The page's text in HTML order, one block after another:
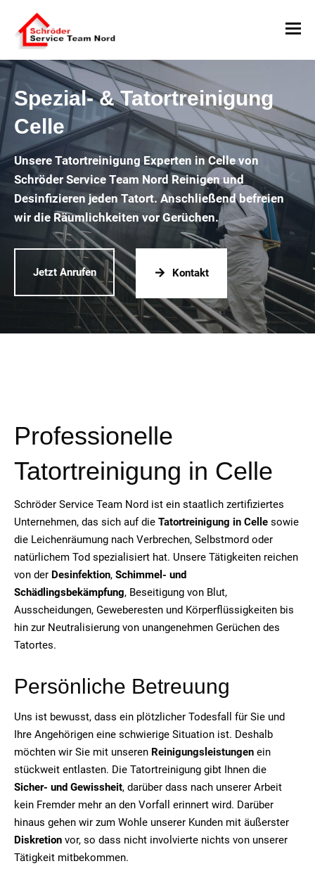
Spezial- & Tatortreinigung
Celle
Unsere Tatortreinigung Experten in Celle von
Schröder Service Team Nord Reinigen und
Desinfizieren jeden Tatort. Anschließend befreien
wir die Räumlichkeiten vor Gerüchen.
Jetzt Anrufen Kontakt
Professionelle
Tatortreinigung in Celle
Schröder Service Team Nord ist ein staatlich zertifiziertes
Unternehmen, das sich auf die Tatortreinigung in Celle sowie
die Leichenräumung nach Verbrechen, Selbstmord oder
natürlichem Tod spezialisiert hat. Unsere Tätigkeiten reichen
von der Desinfektion, Schimmel- und
Schädlingsbekämpfung, Beseitigung von Blut,
Ausscheidungen, Geweberesten und Körperflüssigkeiten bis
hin zur Neutralisierung von unangenehmen Gerüchen des
Tatortes.
Persönliche Betreuung
Uns ist bewusst, dass ein plötzlicher Todesfall für Sie und
Ihre Angehörigen eine schwierige Situation ist. Deshalb
möchten wir Sie mit unseren Reinigungsleistungen ein
stückweit entlasten. Die Tatortreinigung gibt Ihnen die
Sicher- und Gewissheit, darüber dass nach unserer Arbeit
kein Fremder mehr an den Vorfall erinnert wird. Darüber
hinaus gehen wir zum Wohle unserer Kunden mit äußerster
Diskretion vor, so dass nicht involvierte nichts von unserer
Tätigkeit mitbekommen.